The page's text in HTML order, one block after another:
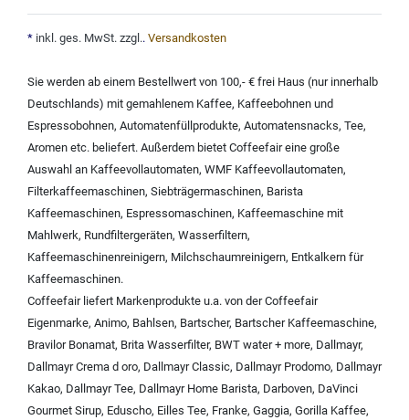
* inkl. ges. MwSt. zzgl.. Versandkosten
Sie werden ab einem Bestellwert von 100,- € frei Haus (nur innerhalb
Deutschlands) mit gemahlenem Kaffee, Kaffeebohnen und
Espressobohnen, Automatenfüllprodukte, Automatensnacks, Tee,
Aromen etc. beliefert. Außerdem bietet Coffeefair eine große
Auswahl an Kaffeevollautomaten, WMF Kaffeevollautomaten,
Filterkaffeemaschinen, Siebträgermaschinen, Barista
Kaffeemaschinen, Espressomaschinen, Kaffeemaschine mit
Mahlwerk, Rundfiltergeräten, Wasserfiltern,
Kaffeemaschinenreinigern, Milchschaumreinigern, Entkalkern für
Kaffeemaschinen.
Coffeefair liefert Markenprodukte u.a. von derCoffeefair
Eigenmarke, Animo, Bahlsen, Bartscher, Bartscher Kaffeemaschine,
Bravilor Bonamat, Brita Wasserfilter, BWT water + more, Dallmayr,
Dallmayr Crema d oro, Dallmayr Classic, Dallmayr Prodomo, Dallmayr
Kakao, Dallmayr Tee, Dallmayr Home Barista, Darboven, DaVinci
Gourmet Sirup, Eduscho, Eilles Tee, Franke, Gaggia, Gorilla Kaffee,